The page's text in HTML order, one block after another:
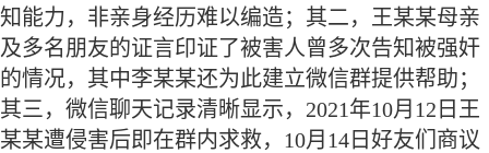
知能力，非亲身经历难以编造；其二，王某某母亲
及多名朋友的证言印证了被害人曾多次告知被强奸
的情况，其中李某某还为此建立微信群提供帮助；
其三，微信聊天记录清晰显示， 2021年10月12日王
某某遭侵害后即在群内求救，10月14日好友们商议